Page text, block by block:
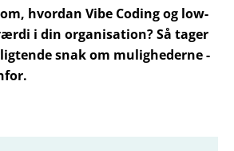
hvordan Vibe Coding og low-
i din organisation? Så tager
snak om mulighederne -